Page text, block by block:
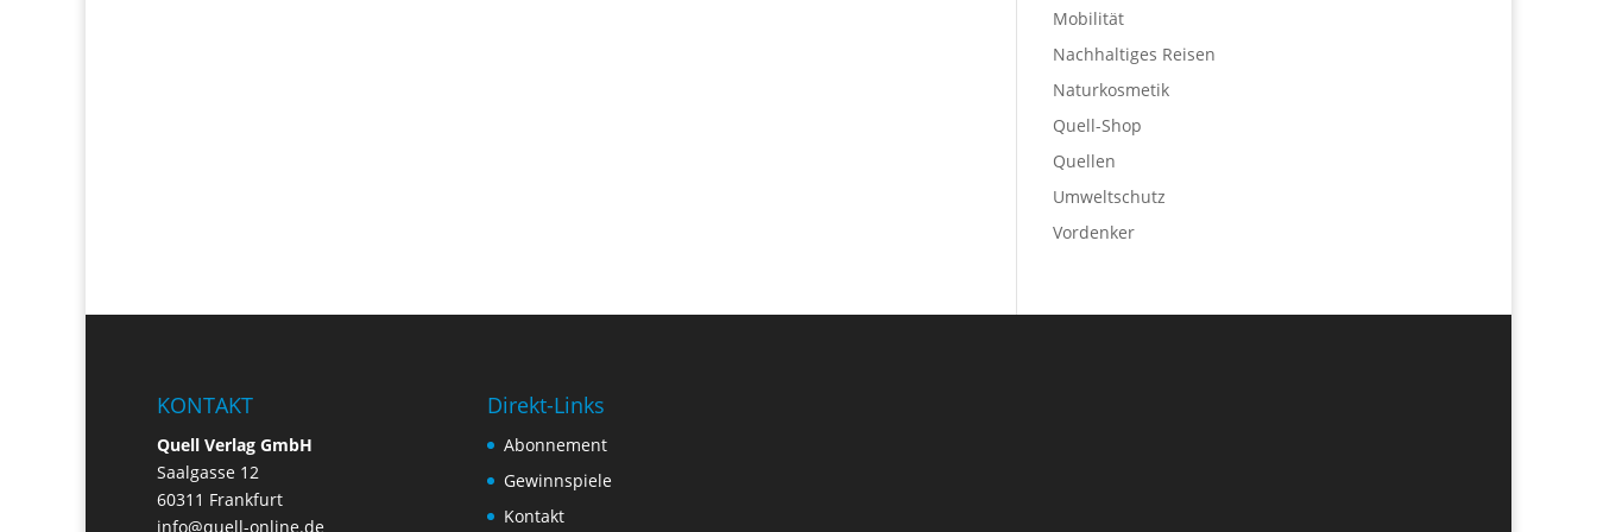
Mobilität
Nachhaltiges Reisen
Naturkosmetik
Quell-Shop
Quellen
Umweltschutz
Vordenker
KONTAKT
Quell Verlag GmbH
Saalgasse 12
60311 Frankfurt
info@quell-online.de
Direkt-Links
Abonnement
Gewinnspiele
Kontakt